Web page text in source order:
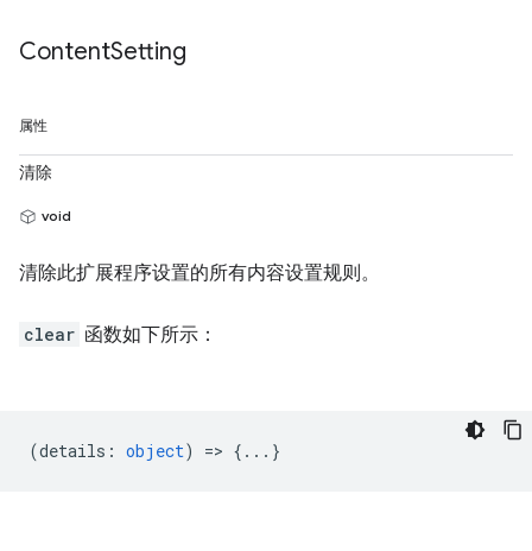
ContentSetting
属性
清除
void
清除此扩展程序设置的所有内容设置规则。
clear 函数如下所示：
(details : object) => {...}